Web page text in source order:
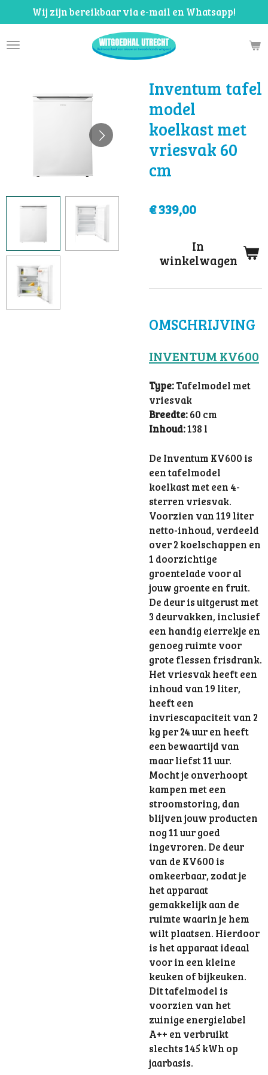
direct
naar
Wij zijn bereikbaar via e-mail en Whatsapp!
Inventum tafel
model
koelkast met
vriesvak 60
cm
€ 339,00
In
winkelwagen
OMSCHRIJVING
INVENTUM KV600
Type:Tafelmodel met
vriesvak
Breedte:60 cm
Inhoud:138 l
De Inventum KV600 is
een tafelmodel
koelkast met een 4-
sterren vriesvak.
Voorzien van 119 liter
netto-inhoud, verdeeld
over 2 koelschappen en
1 doorzichtige
groentelade voor al
jouw groente en fruit.
De deur is uitgerust met
3 deurvakken, inclusief
een handig eierrekje en
genoeg ruimte voor
grote flessen frisdrank.
Het vriesvak heeft een
inhoud van 19 liter,
heeft een
invriescapaciteit van 2
kg per 24 uur en heeft
een bewaartijd van
maar liefst 11 uur.
Mocht je onverhoopt
kampen met een
stroomstoring, dan
blijven jouw producten
nog 11 uur goed
ingevroren. De deur
van de KV600 is
omkeerbaar, zodat je
het apparaat
gemakkelijk aan de
ruimte waarin je hem
wilt plaatsen. Hierdoor
is het apparaat ideaal
voor in een kleine
keuken of bijkeuken.
Dit tafelmodel is
voorzien van het
zuinige energielabel
A++ en verbruikt
slechts 145 kWh op
jaarbasis.